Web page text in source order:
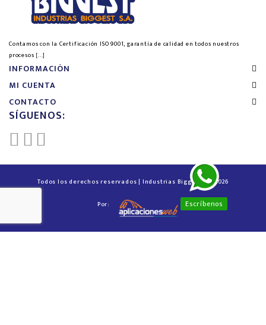
Contamos con la Certificación ISO 9001, garantía de calidad en todos nuestros
procesos [...]
INFORMACIÓN
MI CUENTA
CONTACTO
SÍGUENOS:
Escríbenos
Todos los derechos reservados | Industrias Biggest™ © 2026
Por: